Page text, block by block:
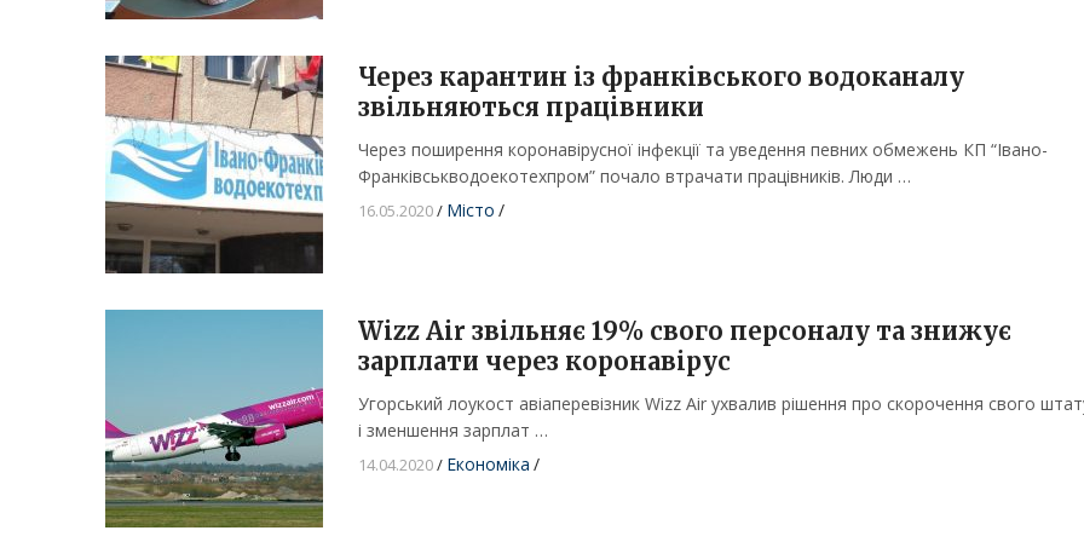
Через карантин із франківського водоканалу
звільняються працівники
Через поширення коронавірусної інфекції та уведення певних обмежень КП “Івано-
Франківськводоекотехпром” почало втрачати працівників. Люди …
16.05.2020/ Місто /
Wizz Air звільняє 19% свого персоналу та знижує
зарплати через коронавірус
Угорський лоукост авіаперевізник Wizz Air ухвалив рішення про скорочення свого
і зменшення зарплат …
14.04.2020/ Економіка /